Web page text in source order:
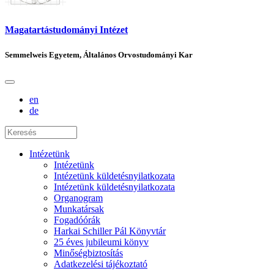
Magatartástudományi Intézet
Semmelweis Egyetem, Általános Orvostudományi Kar
en
de
Intézetünk
Intézetünk
Intézetünk küldetésnyilatkozata
Intézetünk küldetésnyilatkozata
Organogram
Munkatársak
Fogadóórák
Harkai Schiller Pál Könyvtár
25 éves jubileumi könyv
Minőségbiztosítás
Adatkezelési tájékoztató